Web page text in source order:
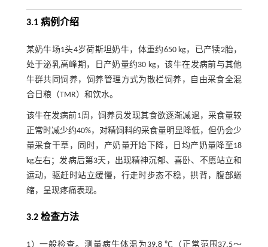
3.1 病例介绍
某奶牛场1头4岁荷斯坦奶牛，体重约650 kg，已产犊2胎，
处于泌乳高峰期，日产奶量约30 kg，该牛在发病前与其他
牛群共同饲养，饲养管理方式为散栏饲养，自由采食全混
合日粮（TMR）和饮水。
该牛在发病前1周，饲养员发现其食欲逐渐减退，采食量较
正常时减少约40%，对精饲料的采食量明显降低，但仍会少
量采食干草，同时，产奶量开始下降，日均产奶量降至18
kg左右；发病后第3天，出现精神沉郁、喜卧、不愿站立和
运动，驱赶时站立缓慢，行走时步态不稳，拱背，腹部蜷
缩，呈现疼痛表现。
3.2 检查方法
1）一般检查。测量病牛体温为39.8 ℃（正常范围37.5～